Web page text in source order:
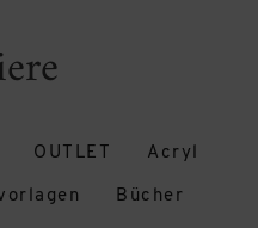
OUTLET Acryl
Bücher